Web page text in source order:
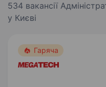
534 вакансії
у Києві
Гаряча